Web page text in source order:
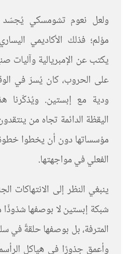
ولعل نعوم تشومسكي يُجسّد
مؤلم؛ فذلك الأكاديمي
يكتب عن الإمبريالية وآليات
على الحروب، كان يُسرّ في
ودية مع إبستين. ويُذكّرنا
اليقظة الدائمة تجاه من
مؤسساتها دون أن يخطوا
الفعلي في مواجهتها.
ينبغي النظر إلى الانتهاكات
شبكة إبستين لا بوصفها
المترفة، بل بوصفها حلقةً في
وأعمق جذورًا في هياكل